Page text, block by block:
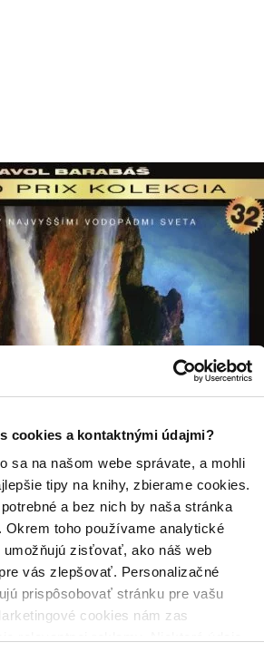
cookies a kontaktnými údajmi?
sa na našom webe správate, a mohli
tipy na knihy, zbierame cookies.
a bez nich by naša stránka
Okrem toho používame analytické
zisťovať, ako náš web
vás zlepšovať. Personalizačné
prispôsobovať stránku pre vašu
cookies nám zas